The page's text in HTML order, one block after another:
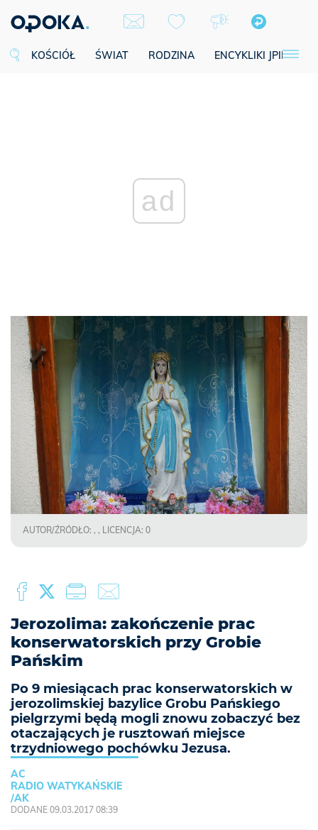
KOŚCIÓŁ ŚWIAT RODZINA ENCYKLIKI JPII
ad
AUTOR/ŹRÓDŁO: , , LICENCJA: 0
Jerozolima: zakończenie prac
konserwatorskich przy Grobie
Pańskim
Po 9 miesiącach prac konserwatorskich w
jerozolimskiej bazylice Grobu Pańskiego
pielgrzymi będą mogli znowu zobaczyć bez
otaczających je rusztowań miejsce
trzydniowego pochówku Jezusa.
AC
RADIO WATYKAŃSKIE
/AK
DODANE 09.03.2017 08:39